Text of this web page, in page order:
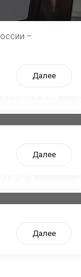
–
Далее
Далее
Далее